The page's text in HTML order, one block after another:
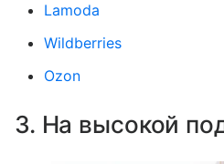
Lamoda
Wildberries
Ozon
3. На высокой